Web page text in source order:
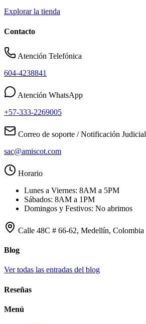
Explorar la tienda
Contacto
Atención Telefónica
604-4238841
Atención WhatsApp
+57-333-2269005
Correo de soporte / Notificación Judicial
sac@amiscot.com
Horario
Lunes a Viernes: 8AM a 5PM
Sábados: 8AM a 1PM
Domingos y Festivos: No abrimos
Calle 48C # 66-62, Medellín, Colombia
Blog
Ver todas las entradas del blog
Reseñas
Menú